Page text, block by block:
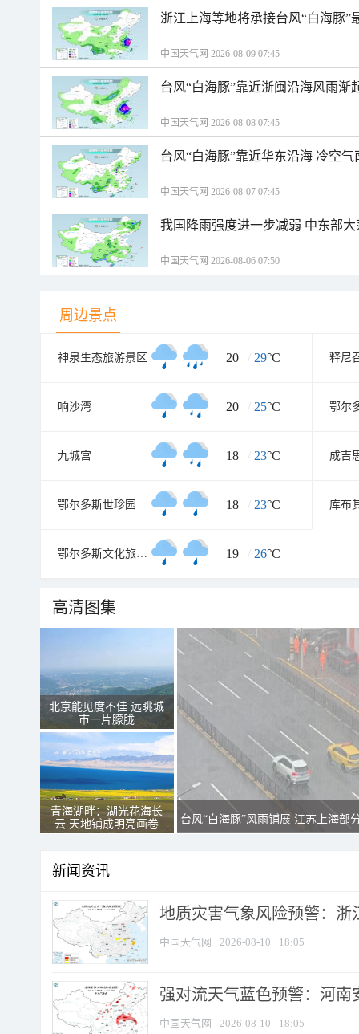
浙江上海等地将承接台风“白海豚”
中国天气网 2026-08-09 07:45
台风“白海豚”靠近浙闽沿海风雨渐
中国天气网 2026-08-08 07:45
台风“白海豚”靠近华东沿海 冷空
中国天气网 2026-08-07 07:45
我国降雨强度进一步减弱 中东部
中国天气网 2026-08-06 07:50
周边景点
神泉生态旅游景区 20 / 29°C 释尼
响沙湾 20 / 25°C
九城宫 18 / 23°C 成吉
鄂尔多斯世珍园 18 / 23°C
鄂尔多斯文化旅游村 19 / 26°C
高清图集
北京能见度不佳 远眺城
市一片朦胧
青海湖畔：湖光花海长
云 天地铺成明亮画卷
台风“白海豚”风雨铺展 江苏上海部
新闻资讯
地质灾害气象风险预警：浙
中国天气网 2026-08-10 18:05
强对流天气蓝色预警：河南
中国天气网 2026-08-10 18:05